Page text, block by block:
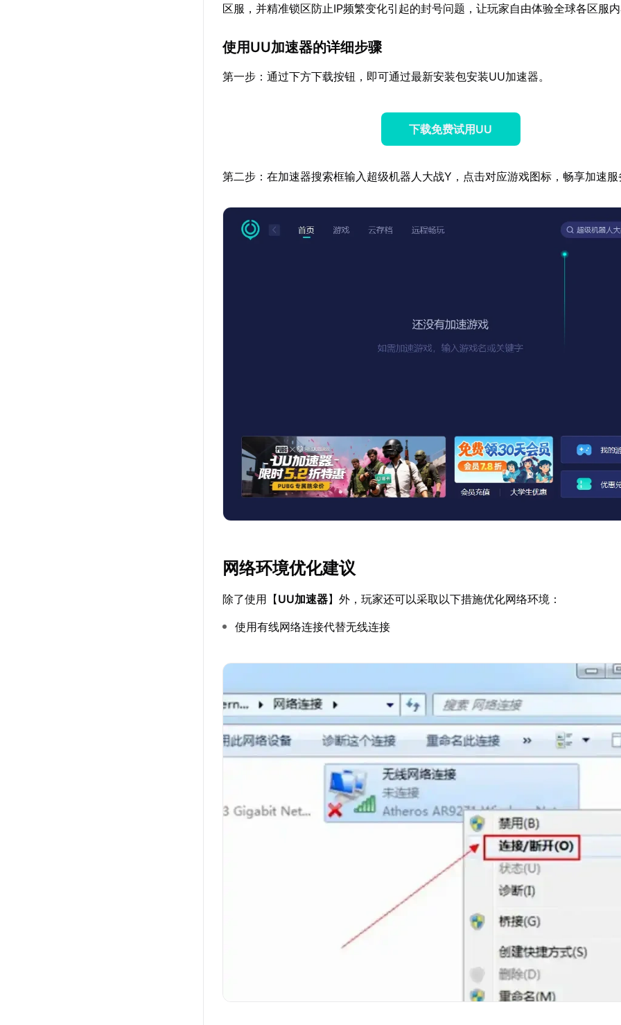
区服，并精准锁区防止IP频繁变化引起的封号问题，让玩家自由体验全球各区服
使用UU加速器的详细步骤
第一步：通过下方下载按钮，即可通过最新安装包安装UU加速器。
下载免费试用UU
第二步：在加速器搜索框输入超级机器人大战Y，点击对应游戏图标，畅享加速
网络环境优化建议
除了使用【UU加速器】外，玩家还可以采取以下措施优化网络环境：
使用有线网络连接代替无线连接